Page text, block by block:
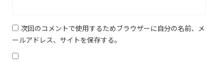
次回のコメントで使用するためブラウザーに自分の名前、メ
ールアドレス、サイトを保存する。